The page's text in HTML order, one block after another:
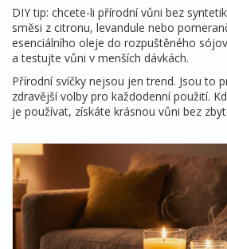
DIY tip: chcete-li přírodní vůni bez
směsi z citronu, levandule nebo
esenciálního oleje do rozpuštěného
a testujte vůni v menších dávkách.
Přírodní svíčky nejsou jen trend. Jsou to
zdravější volby pro každodenní použití.
je používat, získáte krásnou vůni bez